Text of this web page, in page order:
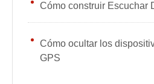
Cómo construir Escuchar
Cómo ocultar los
GPS